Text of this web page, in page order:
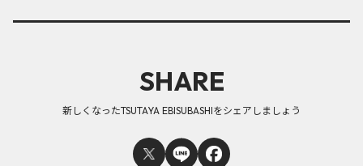
SHARE
新しくなったTSUTAYA EBISUBASHIをシェアしましょう